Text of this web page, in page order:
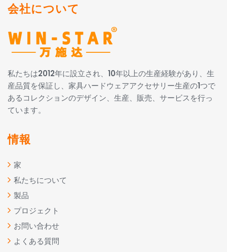
会社について
私たちは2012年に設立され、10年以上の生産経験があり、生
産品質を保証し、家具ハードウェアアクセサリー生産の1つで
あるコレクションのデザイン、生産、販売、サービスを行っ
ています。
情報
家
私たちについて
製品
プロジェクト
お問い合わせ
よくある質問